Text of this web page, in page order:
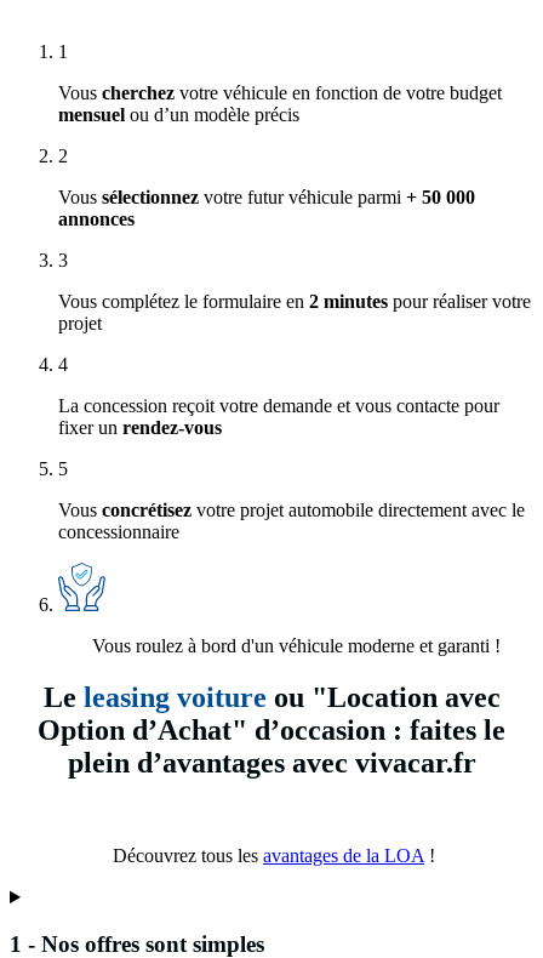
1
Vous cherchez votre véhicule en fonction de votre budget
mensuel ou d’un modèle précis
2
Vous sélectionnez votre futur véhicule parmi + 50 000
annonces
3
Vous complétez le formulaire en 2 minutes pour réaliser votre
projet
4
La concession reçoit votre demande et vous contacte pour
fixer un rendez-vous
5
Vous concrétisez votre projet automobile directement avec le
concessionnaire
Vous roulez à bord d'un véhicule moderne et garanti !
Le leasing voiture ou "Location avec
Option d’Achat" d’occasion : faites le
plein d’avantages avec vivacar.fr
Découvrez tous les avantages de la LOA !
1 - Nos offres sont simples